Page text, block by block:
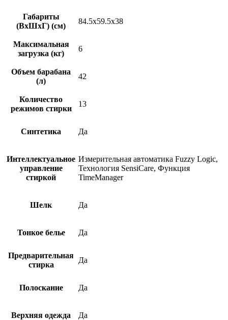
Габариты
(ВхШхГ) (см)
84.5х59.5х38
Максимальная
загрузка (кг)
6
Объем барабана
(л)
42
Количество
режимов стирки
13
Синтетика Да
Интеллектуальное
управление
стиркой
Измерительная автоматика Fuzzy Logic,
Технология SensiCare, Функция
TimeManager
Шелк Да
Тонкое белье Да
Предварительная
стирка
Да
Полоскание Да
Верхняя одежда Да